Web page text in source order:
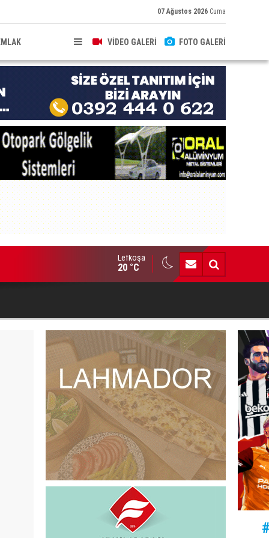
07 Ağustos 2026 Cuma
VİDEO GALERİ FOTO GALERİ
Lefkoşa
20 °C